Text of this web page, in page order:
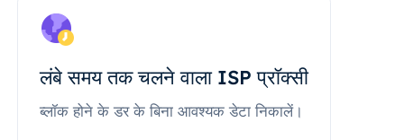
लंबे समय तक चलने वाला ISP प्रॉक्सी
ब्लॉक होने के डर के बिना आवश्यक डेटा निकालें।